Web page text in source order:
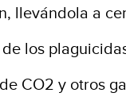
llevándola a
los
CO2 y otros